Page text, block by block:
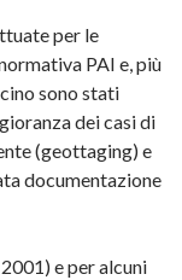
per le
PAI e, più
sono stati
dei casi di
(geottaging) e
documentazione
e per alcuni